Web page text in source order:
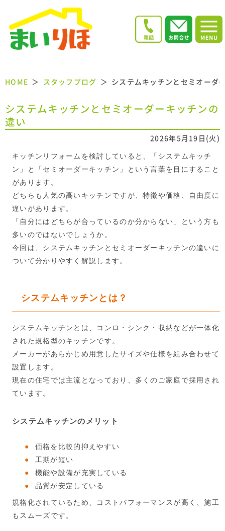
HOME スタッフブログ システムキッチンとセミオーダ
システムキッチンとセミオーダーキッチンの
違い
2026年5月19日(火)
キッチンリフォームを検討していると、「システムキッチ
ン」と「セミオーダーキッチン」という言葉を目にすること
があります。
どちらも人気の高いキッチンですが、特徴や価格、自由度に
違いがあります。
「自分にはどちらが合っているのか分からない」という方も
多いのではないでしょうか。
今回は、システムキッチンとセミオーダーキッチンの違いに
ついて分かりやすく解説します。
システムキッチンとは？
システムキッチンとは、コンロ・シンク・収納などが一体化
された規格型のキッチンです。
メーカーがあらかじめ用意したサイズや仕様を組み合わせて
設置します。
現在の住宅では主流となっており、多くのご家庭で採用され
ています。
システムキッチンのメリット
価格を比較的抑えやすい
工期が短い
機能や設備が充実している
品質が安定している
規格化されているため、コストパフォーマンスが高く、施工
もスムーズです。